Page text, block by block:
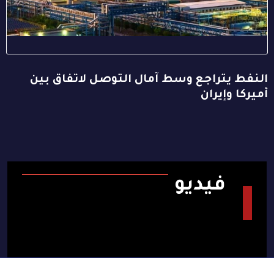
النفط يتراجع وسط آمال التوصل لاتفاق بين
أميركا وإيران
فيديو